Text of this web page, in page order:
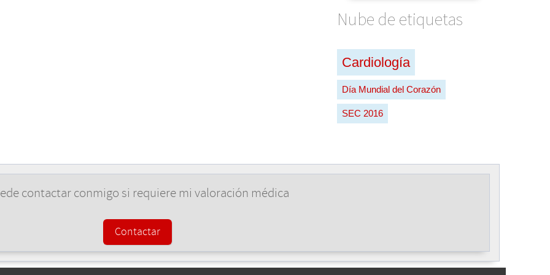
Nube de etiquetas
Cardiología
Día Mundial del Corazón
SEC 2016
contactar conmigo si requiere mi valoración médica
Contactar